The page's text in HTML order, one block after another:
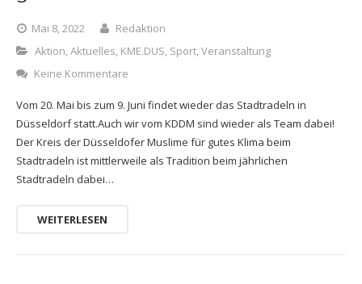
Mai 8, 2022
Redaktion
Aktion,Aktuelles, KME.DUS, Sport,Veranstaltung
Keine Kommentare
Vom 20. Mai bis zum 9. Juni findet wieder das Stadtradeln in
Düsseldorf statt.Auch wir vom KDDM sind wieder als Team dabei!
Der Kreis der Düsseldofer Muslime für gutes Klima beim
Stadtradeln ist mittlerweile als Tradition beim jährlichen
Stadtradeln dabei…
WEITERLESEN